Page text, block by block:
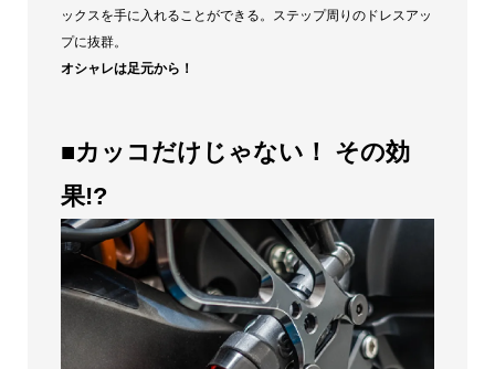
ックスを手に入れることができる。ステップ周りのドレスアッ
プに抜群。
オシャレは足元から！
■カッコだけじゃない！ その効
果!?